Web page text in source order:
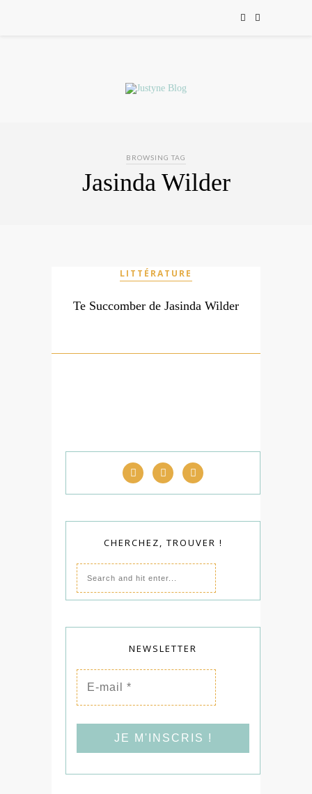
BROWSING TAG
Jasinda Wilder
LITTÉRATURE
Te Succomber de Jasinda Wilder
CHERCHEZ, TROUVER !
NEWSLETTER
E-
mail
*